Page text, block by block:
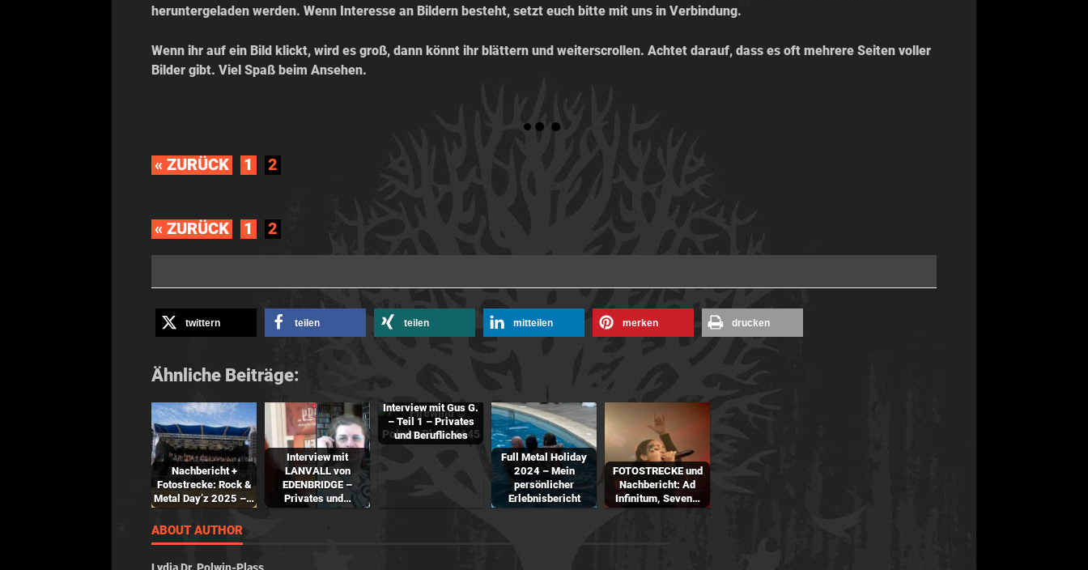
heruntergeladen werden. Wenn Interesse an Bildern besteht, setzt euch bitte mit uns in Verbindung.
Wenn ihr auf ein Bild klickt, wird es groß, dann könnt ihr blättern und weiterscrollen. Achtet darauf, dass es oft mehrere Seiten voller
Bilder gibt. Viel Spaß beim Ansehen.
« ZURÜCK 1 2
« ZURÜCK 1 2
twittern teilen teilen mitteilen merken drucken
Ähnliche Beiträge:
Nachbericht +
Fotostrecke: Rock &
Metal Day’z 2025 –…
Interview mit
LANVALL von
EDENBRIDGE –
Privates und…
Interview mit Gus G.
– Teil 1 – Privates
und Berufliches
Full Metal Holiday
2024 – Mein
persönlicher
Erlebnisbericht
FOTOSTRECKE und
Nachbericht: Ad
Infinitum, Seven…
ABOUT AUTHOR